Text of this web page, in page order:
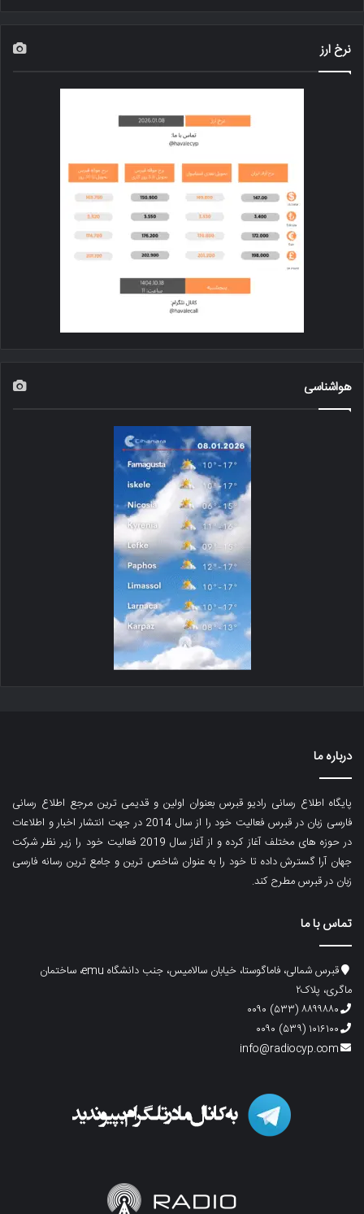
نرخ ارز
هواشناسی
درباره ما
پایگاه اطلاع رسانی رادیو قبرس بعنوان اولین و قدیمی ترین مرجع اطلاع رسانی
فارسی زبان در قبرس فعالیت خود را از سال 2014 در جهت انتشار اخبار و اطلاعات
در حوزه های مختلف آغاز کرده و از آغاز سال 2019 فعالیت خود را زیر نظر شرکت
جهان آرا گسترش داده تا خود را به عنوان شاخص ترین و جامع ترین رسانه فارسی
زبان در قبرس مطرح کند.
تماس با ما
قبرس شمالی، فاماگوستا، خیابان سالامیس، جنب دانشگاه emu، ساختمان
ماگری، پلاک۲
۸۸۹۹۸۸۰ (۵۳۳) ۰۰۹۰
۱۰۱۶۱۰۰ (۵۳۹) ۰۰۹۰
info@radiocyp.com